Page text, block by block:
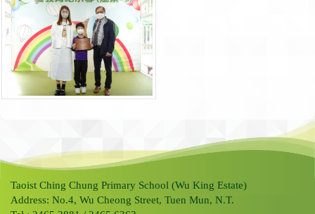
Taoist Ching Chung Primary School (Wu King Estate)
Address: No.4, Wu Cheong Street, Tuen Mun, N.T.